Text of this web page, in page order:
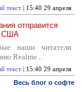
текст | 15:40 29 апреля
отправится
США
наши читатели
Realme...
текст | 15:40 29 апреля
Весь блог о софте